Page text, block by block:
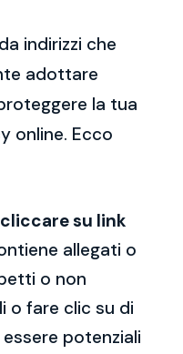
indirizzi che
adottare
la tua
online. Ecco
su link
allegati o
o non
o fare clic su di
potenziali